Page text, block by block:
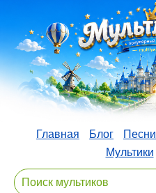
Главная Блог Песни
Мультики